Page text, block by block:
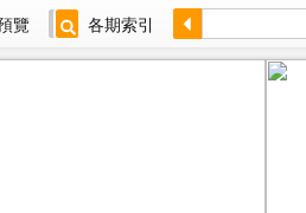
覽 各期索引